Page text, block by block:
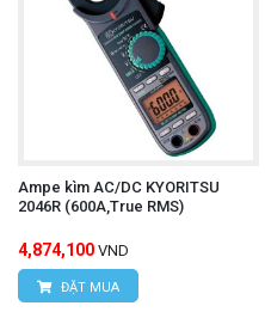
Ampe kìm AC/DC KYORITSU
2046R (600A,True RMS)
4,874,100 VND
ĐẶT MUA